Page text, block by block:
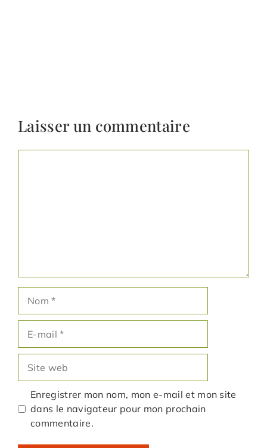
Laisser un commentaire
mail
web
Enregistrer mon nom, mon e-mail et mon site
dans le navigateur pour mon prochain
commentaire.